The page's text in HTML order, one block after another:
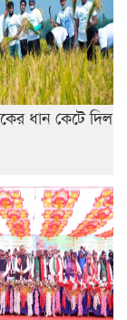
ধান কেটে দিল